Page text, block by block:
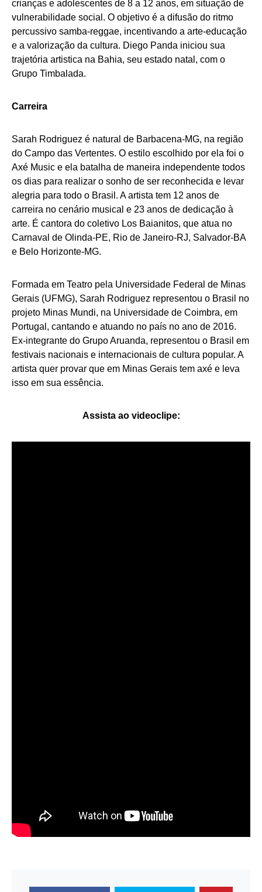
crianças e adolescentes de 8 a 12 anos, em situação de
vulnerabilidade social. O objetivo é a difusão do ritmo
percussivo samba-reggae, incentivando a arte-educação
e a valorização da cultura. Diego Panda iniciou sua
trajetória artistica na Bahia, seu estado natal, com o
Grupo Timbalada.
Carreira
Sarah Rodriguez é natural de Barbacena-MG, na região
do Campo das Vertentes. O estilo escolhido por ela foi o
Axé Music e ela batalha de maneira independente todos
os dias para realizar o sonho de ser reconhecida e levar
alegria para todo o Brasil. A artista tem 12 anos de
carreira no cenário musical e 23 anos de dedicação à
arte. É cantora do coletivo Los Baianitos, que atua no
Carnaval de Olinda-PE, Rio de Janeiro-RJ, Salvador-BA
e Belo Horizonte-MG.
Formada em Teatro pela Universidade Federal de Minas
Gerais (UFMG), Sarah Rodriguez representou o Brasil no
projeto Minas Mundi, na Universidade de Coimbra, em
Portugal, cantando e atuando no país no ano de 2016.
Ex-integrante do Grupo Aruanda, representou o Brasil em
festivais nacionais e internacionais de cultura popular. A
artista quer provar que em Minas Gerais tem axé e leva
isso em sua essência.
Assista ao videoclipe: